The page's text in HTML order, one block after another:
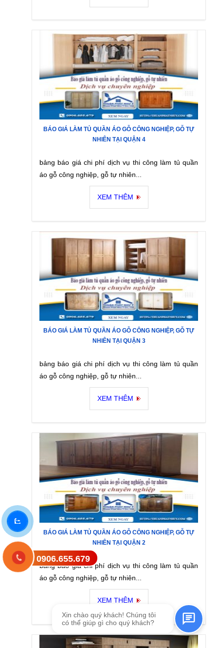
BÁO GIÁ LÀM TỦ QUẦN ÁO GỖ CÔNG NGHIỆP, GỖ TỰ
NHIÊN TẠI QUẬN 4
bảng báo giá chi phí dịch vụ thi công làm tủ quần
áo gỗ công nghiệp, gỗ tự nhiên...
XEM THÊM
BÁO GIÁ LÀM TỦ QUẦN ÁO GỖ CÔNG NGHIỆP, GỖ TỰ
NHIÊN TẠI QUẬN 3
bảng báo giá chi phí dịch vụ thi công làm tủ quần
áo gỗ công nghiệp, gỗ tự nhiên...
XEM THÊM
BÁO GIÁ LÀM TỦ QUẦN ÁO GỖ CÔNG NGHIỆP, GỖ TỰ
NHIÊN TẠI QUẬN 2
bảng báo giá chi phí dịch vụ thi công làm tủ quần
áo gỗ công nghiệp, gỗ tự nhiên...
XEM THÊM
0906.655.679 Gửi tin nhắn SMS